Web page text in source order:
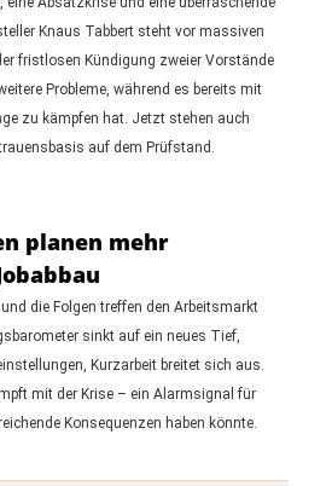
Knaus Tabbert steht vor massiven
fristlosen Kündigung zweier Vorstände
Probleme, während es bereits mit
zu kämpfen hat. Jetzt stehen auch
auf dem Prüfstand.
planen mehr
die Folgen treffen den Arbeitsmarkt
sinkt auf ein neues Tief,
Kurzarbeit breitet sich aus.
mit der Krise – ein Alarmsignal für
Konsequenzen haben könnte.